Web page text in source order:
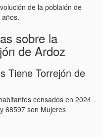
de la poblaión de
sobre la
de Ardoz
Tiene Torrejón de
censados en 2024 .
68597 son Mujeres